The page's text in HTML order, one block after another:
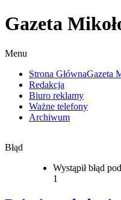
Gazeta
Menu
Strona GłównaGazeta
Redakcja
Biuro reklamy
Ważne telefony
Archiwum
Błąd
Wystąpił błąd
1